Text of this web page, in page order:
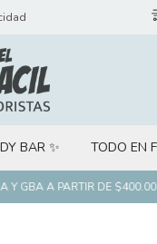
BAR ✨ TODO EN
GBA A PARTIR DE $400.000